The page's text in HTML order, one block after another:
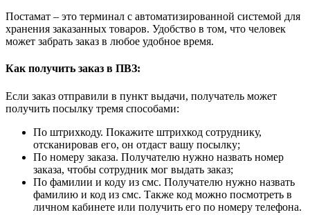
Постамат – это терминал с автоматизированной системой для
хранения заказанных товаров. Удобство в том, что человек
может забрать заказ в любое удобное время.
Как получить заказ в ПВЗ:
Если заказ отправили в пункт выдачи, получатель может
получить посылку тремя способами:
По штрихкоду. Покажите штрихкод сотруднику,
отсканировав его, он отдаст вашу посылку;
По номеру заказа. Получателю нужно назвать номер
заказа, чтобы сотрудник мог выдать заказ;
По фамилии и коду из смс. Получателю нужно назвать
фамилию и код из смс. Также код можно посмотреть в
личном кабинете или получить его по номеру телефона.